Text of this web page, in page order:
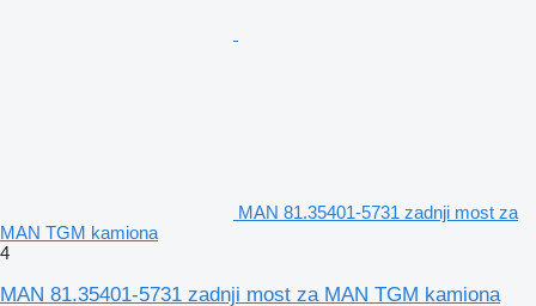
MAN 81.35401-5731 zadnji most za
MAN TGM kamiona
4
MAN 81.35401-5731 zadnji most za MAN TGM kamiona